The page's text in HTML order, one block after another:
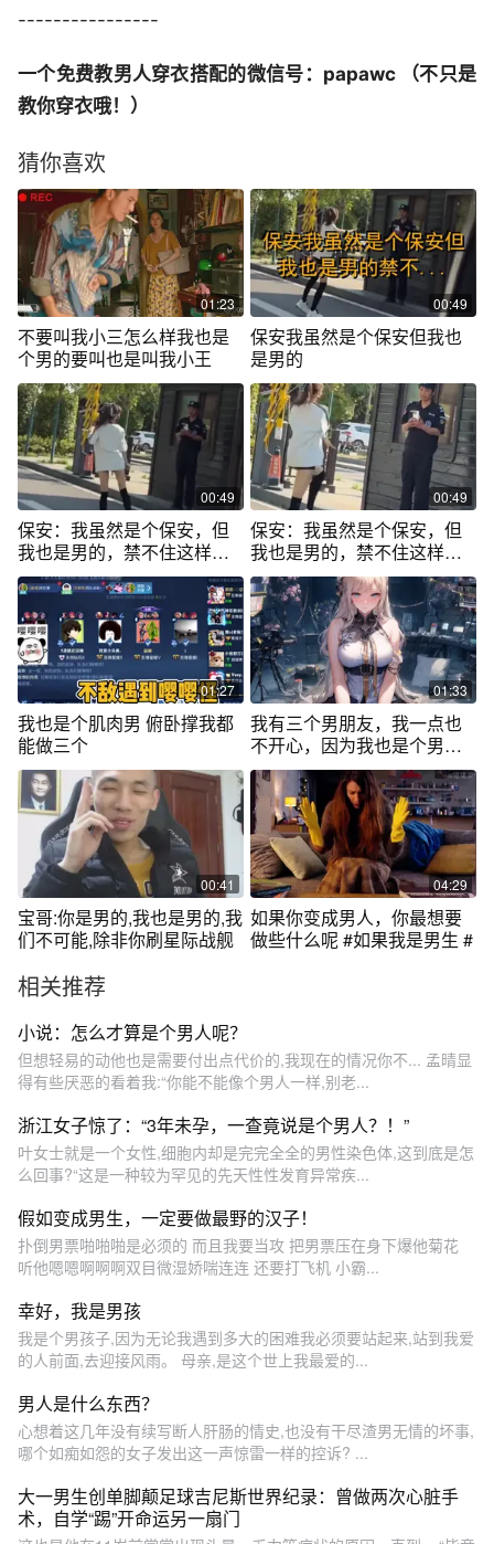
----------------
一个免费教男人穿衣搭配的微信号：papawc （不只是
教你穿衣哦！）
猜你喜欢
01:23
不要叫我小三怎么样我也是
个男的要叫也是叫我小王
00:49
保安我虽然是个保安但我也
是男的
00:49
保安：我虽然是个保安，但
我也是男的，禁不住这样的
诱惑啊[流
00:49
保安：我虽然是个保安，但
我也是男的，禁不住这样的
诱惑啊[流泪]
01:27
我也是个肌肉男 俯卧撑我都
能做三个
01:33
我有三个男朋友，我一点也
不开心，因为我也是个男的
呀！
00:41
宝哥:你是男的,我也是男的,我
们不可能,除非你刷星际战舰
04:29
如果你变成男人，你最想要
做些什么呢 #如果我是男生 #
相关推荐
小说：怎么才算是个男人呢？
但想轻易的动他也是需要付出点代价的,我现在的情况你不... 孟晴显
得有些厌恶的看着我:“你能不能像个男人一样,别老...
浙江女子惊了：“3年未孕，一查竟说是个男人？！”
叶女士就是一个女性,细胞内却是完完全全的男性染色体,这到底是怎
么回事?“这是一种较为罕见的先天性性发育异常疾...
假如变成男生，一定要做最野的汉子！
扑倒男票啪啪啪是必须的 而且我要当攻 把男票压在身下爆他菊花
听他嗯嗯啊啊啊双目微湿娇喘连连 还要打飞机 小霸...
幸好，我是男孩
我是个男孩子,因为无论我遇到多大的困难我必须要站起来,站到我爱
的人前面,去迎接风雨。 母亲,是这个世上我最爱的...
男人是什么东西？
心想着这几年没有续写断人肝肠的情史,也没有干尽渣男无情的坏事,
哪个如痴如怨的女子发出这一声惊雷一样的控诉? ...
大一男生创单脚颠足球吉尼斯世界纪录：曾做两次心脏手
术，自学“踢”开命运另一扇门